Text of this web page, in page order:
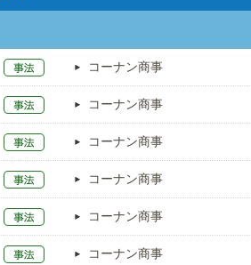
コーナン商事
コーナン商事
コーナン商事
コーナン商事
コーナン商事
コーナン商事